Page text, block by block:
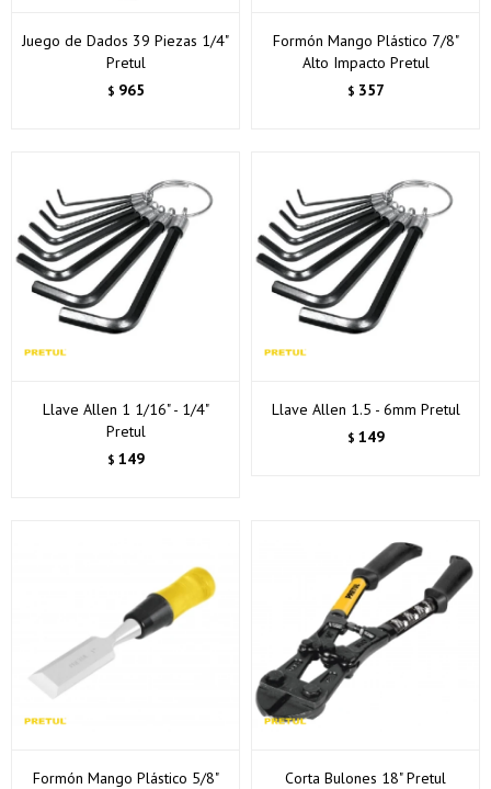
Juego de Dados 39 Piezas 1/4"
Pretul
$ 965
Formón Mango Plástico 7/8"
Alto Impacto Pretul
$ 357
Llave Allen 1 1/16" - 1/4"
Pretul
$ 149
Llave Allen 1.5 - 6mm Pretul
$ 149
Formón Mango Plástico 5/8"
Corta Bulones 18" Pretul